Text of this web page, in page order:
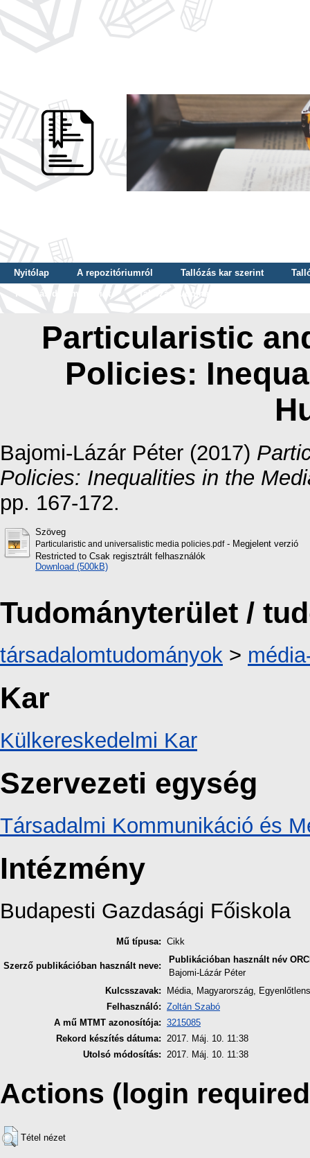
Nyitólap A repozitóriumról Tallózás kar szerint
Tallózás dátum szerint
Tallózás tudományterület szerint
Particularistic
Policies:
Bajomi-Lázár Péter (2017)
Policies: Inequalities in the
pp. 167-172.
Szöveg
Particularistic and universalistic media policies.pdf- Megjelent verzió
Restricted to Csak regisztrált felhasználók
Download (500kB)
Tudományterület /
társadalomtudományok >
Kar
Külkereskedelmi Kar
Szervezeti egység
Társadalmi Kommunikáció és
Intézmény
Budapesti Gazdasági Főiskola
Mű típusa: Cikk
Szerző publikációban használt neve:
Publikációban használt név
Bajomi-Lázár Péter
Kulcsszavak:
Média, Magyarország,
Felhasználó: Zoltán Szabó
A mű MTMT azonosítója: 3215085
Rekord készítés dátuma: 2017. Máj. 10. 11:38
Utolsó módosítás: 2017. Máj. 10. 11:38
Actions (login
Tétel nézet